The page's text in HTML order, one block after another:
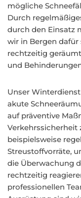
mögliche
Durch
durch den Einsatz
wir in Bergen dafür
rechtzeitig
und
Unser
akute
auf präventive
Verkehrssicherheit
beispielsweise
Streustoffvorräte,
die Überwachung
rechtzeitig
professionellen